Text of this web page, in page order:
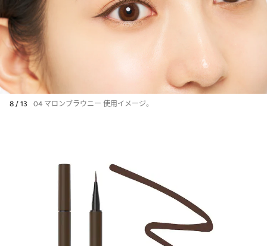
【ケイト春の新作】毒っ気抜
きの可愛いリップモンスタ
ー”新色…すでに大ヒットの予